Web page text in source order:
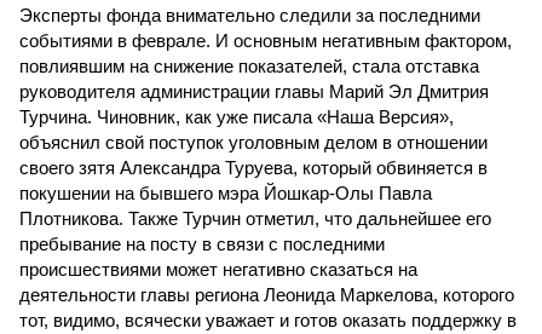
Эксперты фонда внимательно следили за последними
событиями в феврале. И основным негативным фактором,
повлиявшим на снижение показателей, стала отставка
руководителя администрации главы Марий Эл Дмитрия
Турчина. Чиновник, как уже писала «Наша Версия»,
объяснил свой поступок уголовным делом в отношении
своего зятя Александра Туруева, который обвиняется в
покушении на бывшего мэра Йошкар-Олы Павла
Плотникова. Также Турчин отметил, что дальнейшее его
пребывание на посту в связи с последними
происшествиями может негативно сказаться на
деятельности главы региона Леонида Маркелова, которого
тот, видимо, всячески уважает и готов оказать поддержку в